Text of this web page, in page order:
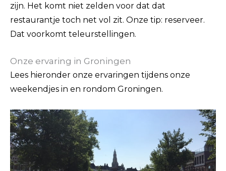
zijn. Het komt niet zelden voor dat dat
restaurantje toch net vol zit. Onze tip: reserveer.
Dat voorkomt teleurstellingen.
Onze ervaring in Groningen
Lees hieronder onze ervaringen tijdens onze
weekendjes in en rondom Groningen.